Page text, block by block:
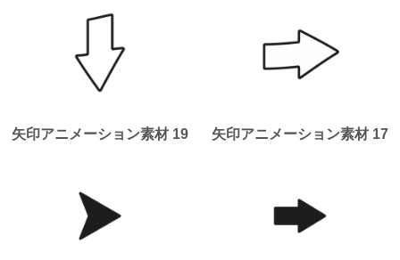
矢印アニメーション素材 19 矢印アニメーション素材 17